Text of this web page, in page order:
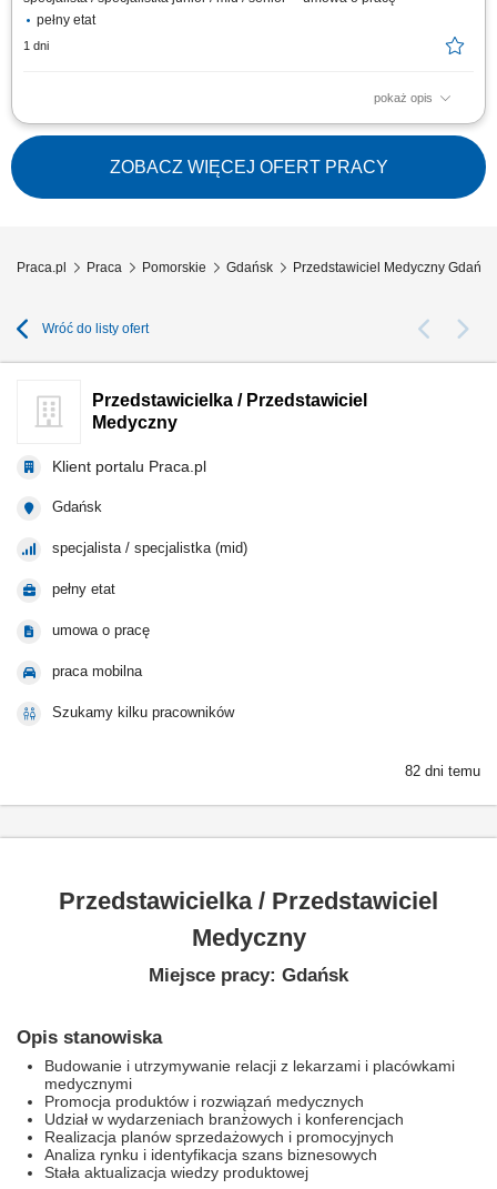
pełny etat
1 dni
pokaż opis
Zakres obowiązków: Promowanie produktów z portfolio firmy w
środowisku medycznym. Budowanie i utrzymywanie długofalowych relacji
z lekarzami na powierzonym terenie. Reprezentowanie organizacji
podczas spotkań branżowych, konferencji i wydarzeń naukowych.
Realizacja założonych celów...
ZOBACZ WIĘCEJ OFERT PRACY
Praca.pl Praca Pomorskie Gdańsk Przedstawiciel Medyczny Gdańsk
Wróć do listy ofert
Przedstawicielka / Przedstawiciel
Medyczny
Klient portalu Praca.pl
Gdańsk
specjalista / specjalistka (mid)
pełny etat
umowa o pracę
praca mobilna
Szukamy kilku pracowników
82 dni temu
Przedstawicielka / Przedstawiciel
Medyczny
Miejsce pracy: Gdańsk
Opis stanowiska
Budowanie i utrzymywanie relacji z lekarzami i placówkami
medycznymi
Promocja produktów i rozwiązań medycznych
Udział w wydarzeniach branżowych i konferencjach
Realizacja planów sprzedażowych i promocyjnych
Analiza rynku i identyfikacja szans biznesowych
Stała aktualizacja wiedzy produktowej